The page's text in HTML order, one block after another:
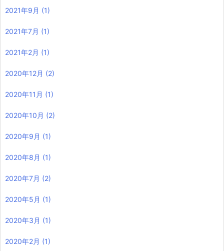
2021年9月 (1)
2021年7月 (1)
2021年2月 (1)
2020年12月 (2)
2020年11月 (1)
2020年10月 (2)
2020年9月 (1)
2020年8月 (1)
2020年7月 (2)
2020年5月 (1)
2020年3月 (1)
2020年2月 (1)